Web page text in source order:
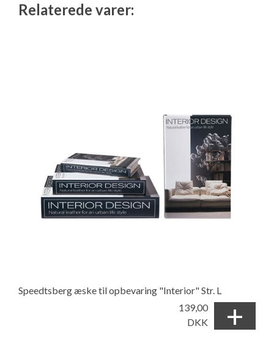
Relaterede varer:
Speedtsberg æske til opbevaring "Interior" Str. L
139,00
DKK
+